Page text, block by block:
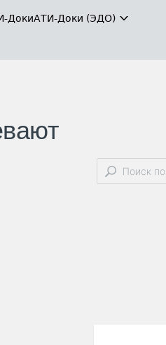
ДокиАТИ-Доки (ЭДО)